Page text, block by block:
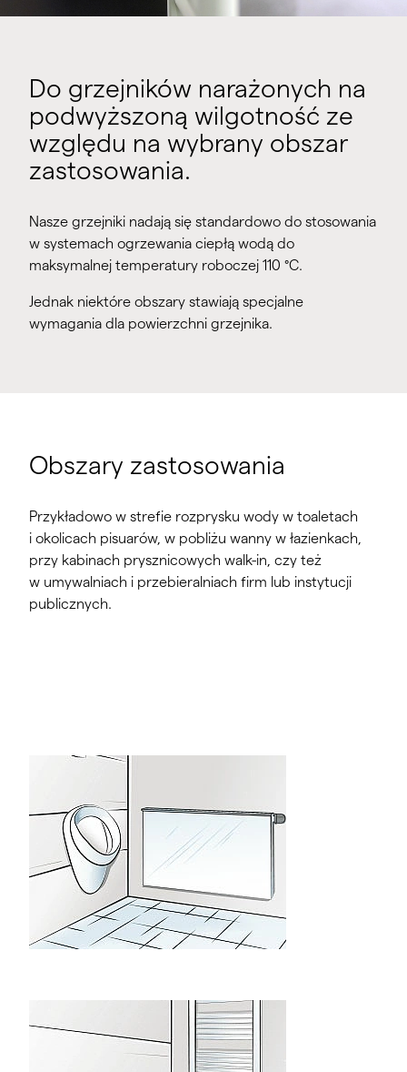
Do grzejników narażonych na
podwyższoną wilgotność ze
względu na wybrany obszar
zastosowania.
Nasze grzejniki nadają się standardowo do stosowania
w systemach ogrzewania ciepłą wodą do
maksymalnej temperatury roboczej 110 °C.
Jednak niektóre obszary stawiają specjalne
wymagania dla powierzchni grzejnika.
Obszary zastosowania
Przykładowo w strefie rozprysku wody w toaletach
i okolicach pisuarów, w pobliżu wanny w łazienkach,
przy kabinach prysznicowych walk-in, czy też
w umywalniach i przebieralniach firm lub instytucji
publicznych.